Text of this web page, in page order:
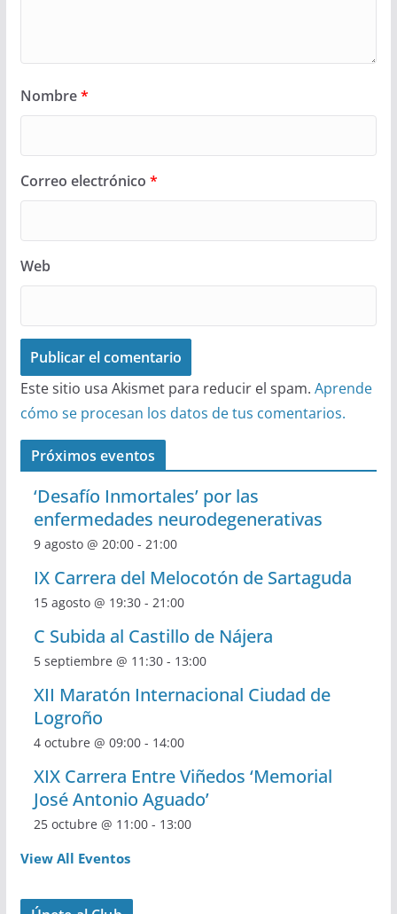
Nombre*
Correo electrónico *
Web
Este sitio usa Akismet para reducir el spam. Aprende
cómo se procesan los datos de tus comentarios.
Próximos eventos
‘Desafío Inmortales’ por las
enfermedades neurodegenerativas
9 agosto @ 20:00- 21:00
IX Carrera del Melocotón de Sartaguda
15 agosto @ 19:30- 21:00
C Subida al Castillo de Nájera
5 septiembre @ 11:30- 13:00
XII Maratón Internacional Ciudad de
Logroño
4 octubre @ 09:00- 14:00
XIX Carrera Entre Viñedos ‘Memorial
José Antonio Aguado’
25 octubre @ 11:00- 13:00
View All Eventos